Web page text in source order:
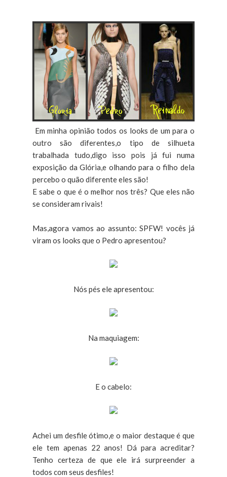
Em minha opinião todos os looks de um para o
outro são diferentes,o tipo de silhueta
trabalhada tudo,digo isso pois já fui numa
exposição da Glória,e olhando para o filho dela
percebo o quão diferente eles são!
E sabe o que é o melhor nos três? Que eles não
se consideram rivais!
Mas,agora vamos ao assunto: SPFW! vocês já
viram os looks que o Pedro apresentou?
Nós pés ele apresentou:
Na maquiagem:
E o cabelo:
Achei um desfile ótimo,e o maior destaque é que
ele tem apenas 22 anos! Dá para acreditar?
Tenho certeza de que ele irá surpreender a
todos com seus desfiles!